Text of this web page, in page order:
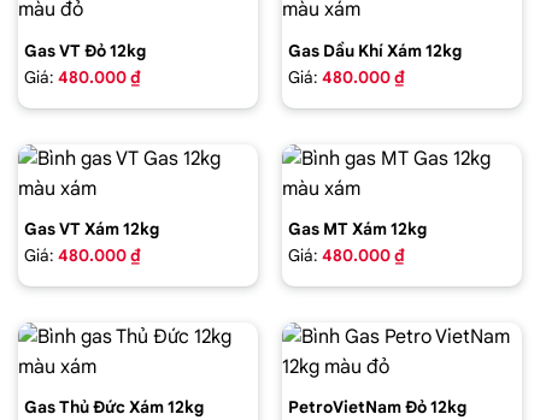
Gas VT Đỏ 12kg
Giá: 480.000 ₫
Gas Dầu Khí Xám 12kg
Giá: 480.000 ₫
Gas VT Xám 12kg
Giá: 480.000 ₫
Gas MT Xám 12kg
Giá: 480.000 ₫
Gas Thủ Đức Xám 12kg
PetroVietNam Đỏ 12kg